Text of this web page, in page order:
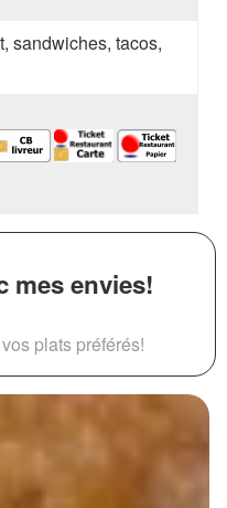
sandwiches, tacos,
mes envies!
plats préférés!